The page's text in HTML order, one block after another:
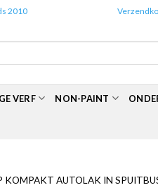
2010
VERF NON-PAINT
KOMPAKT AUTOLAK IN